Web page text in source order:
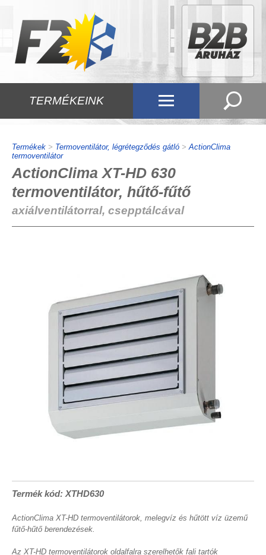
TERMÉKEINK
Termékek > Termoventilátor, légrétegződés gátló >ActionClima
termoventilátor
ActionClima XT-HD 630
termoventilátor, hűtő-fűtő
axiálventilátorral, csepptálcával
Termék kód: XTHD630
ActionClima XT-HD termoventilátorok, melegvíz és hűtött víz üzemű
fűtő-hűtő berendezések.
Az XT-HD termoventilátorok oldalfalra szerelhetők fali tartók